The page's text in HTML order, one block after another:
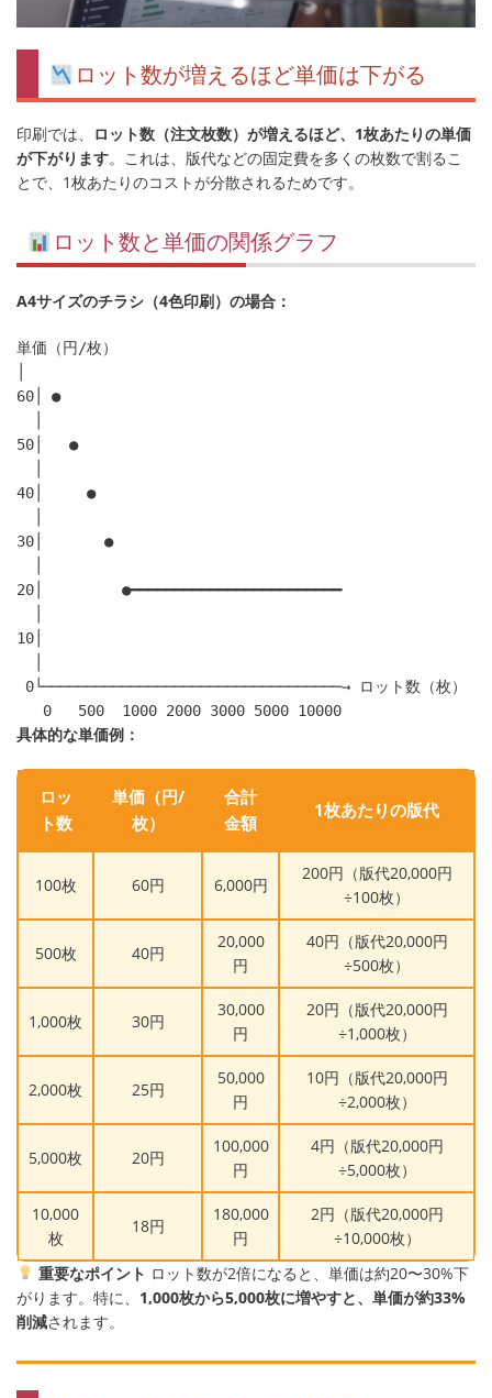
ロット数が増えるほど単価は下がる
印刷では、
ロット数（注文枚数）が増えるほど、1枚あたりの単価
が下がります。これは、版代などの固定費を多くの枚数で割るこ
とで、1枚あたりのコストが分散されるためです。
ロット数と単価の関係グラフ
A4サイズのチラシ（4色印刷）の場合：
単価（円/枚）
60│ ●
50│   ●
40│     ●
30│       ●
20│         ●━━━━━━━━━━━━━━━━━━━━━━━━
10│
0└──────────────────────────────────→ ロット数（枚）
具体的な単価例：
ロッ
ト数
単価（円/
枚）
合計
金額
1枚あたりの版代
100枚 60円 6,000円
200円（版代20,000円
÷100枚）
500枚 40円
20,000
円
40円（版代20,000円
÷500枚）
1,000枚 30円
30,000
円
20円（版代20,000円
÷1,000枚）
2,000枚 25円
50,000
円
10円（版代20,000円
÷2,000枚）
5,000枚 20円
100,000
円
4円（版代20,000円
÷5,000枚）
10,000
枚
18円
180,000
円
2円（版代20,000円
÷10,000枚）
重要なポイント ロット数が2倍になると、単価は約20〜30%下
がります。特に、 1,000枚から5,000枚に増やすと、単価が約33%
削減されます。